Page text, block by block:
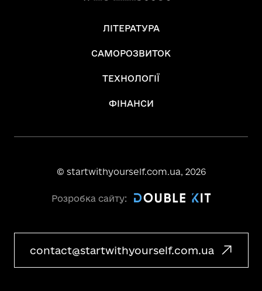
ЛІТЕРАТУРА
САМОРОЗВИТОК
ТЕХНОЛОГІЇ
ФІНАНСИ
© startwithyourself.com.ua, 2026
contact@startwithyourself.com.ua
Розробка сайту: